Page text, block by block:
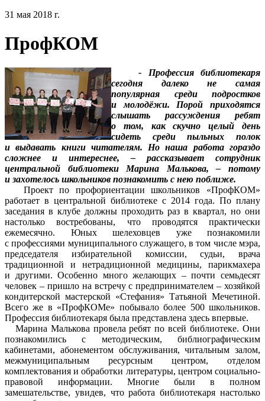
31 мая 2018 г.
ПрофКОМ
- Профессия библиотекаря
сегодня далеко не самая
популярная среди подростков
и молодёжи. Порой приходятся
слышать рассуждения ребят
о том, как скучно целый день
сидеть среди пыльных полок
и выдавать книги читателям. Но наша работа гораздо
сложнее и интереснее, – рассказывает сотрудник
центральной библиотеки Марина Малькова, – потому
и захотелось школьников познакомить с нею поближе.
Проект по профориентации школьников «ПрофКОМ»
работает в центральной библиотеке с 2014 года. По плану
заседания в клубе должны проходить раз в квартал, но они
настолько востребованы, что проводятся практически
ежемесячно. Юных шелеховцев уже познакомили
с профессиями муниципального служащего, в том числе мэра,
председателя избирательной комиссии, судьи, врача
традиционной и нетрадиционной медицины, парикмахера
и другими. Особенно много желающих – почти семьдесят
человек – пришло на встречу с предпринимателем – хозяйкой
кондитерской мастерской «Стефания» Татьяной Мечетиной.
Всего же в «ПрофКОМе» побывало более 500 школьников.
Профессия библиотекаря была представлена здесь впервые.
Марина Малькова провела ребят по всей библиотеке. Они
познакомились с методическим, библиографическим
кабинетами, абонементом обслуживания, читальным залом,
межмуниципальным ресурсным центром, отделом
комплектования и обработки литературы, центром социально-
правовой информации. Многие были в полном
замешательстве, увидев, что работа библиотекаря настолько